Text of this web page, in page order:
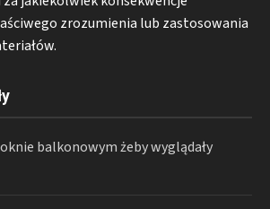
zrozumienia lub zastosowania
balkonowym żeby wyglądały